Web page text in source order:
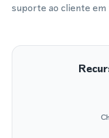
suporte ao cliente